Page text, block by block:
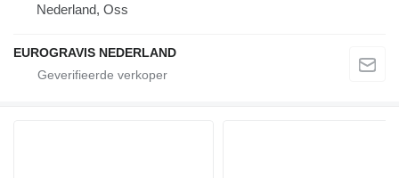
Nederland, Oss
EUROGRAVIS NEDERLAND